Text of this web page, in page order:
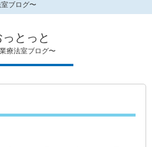
ブログ〜
っとっと
療法室ブログ〜